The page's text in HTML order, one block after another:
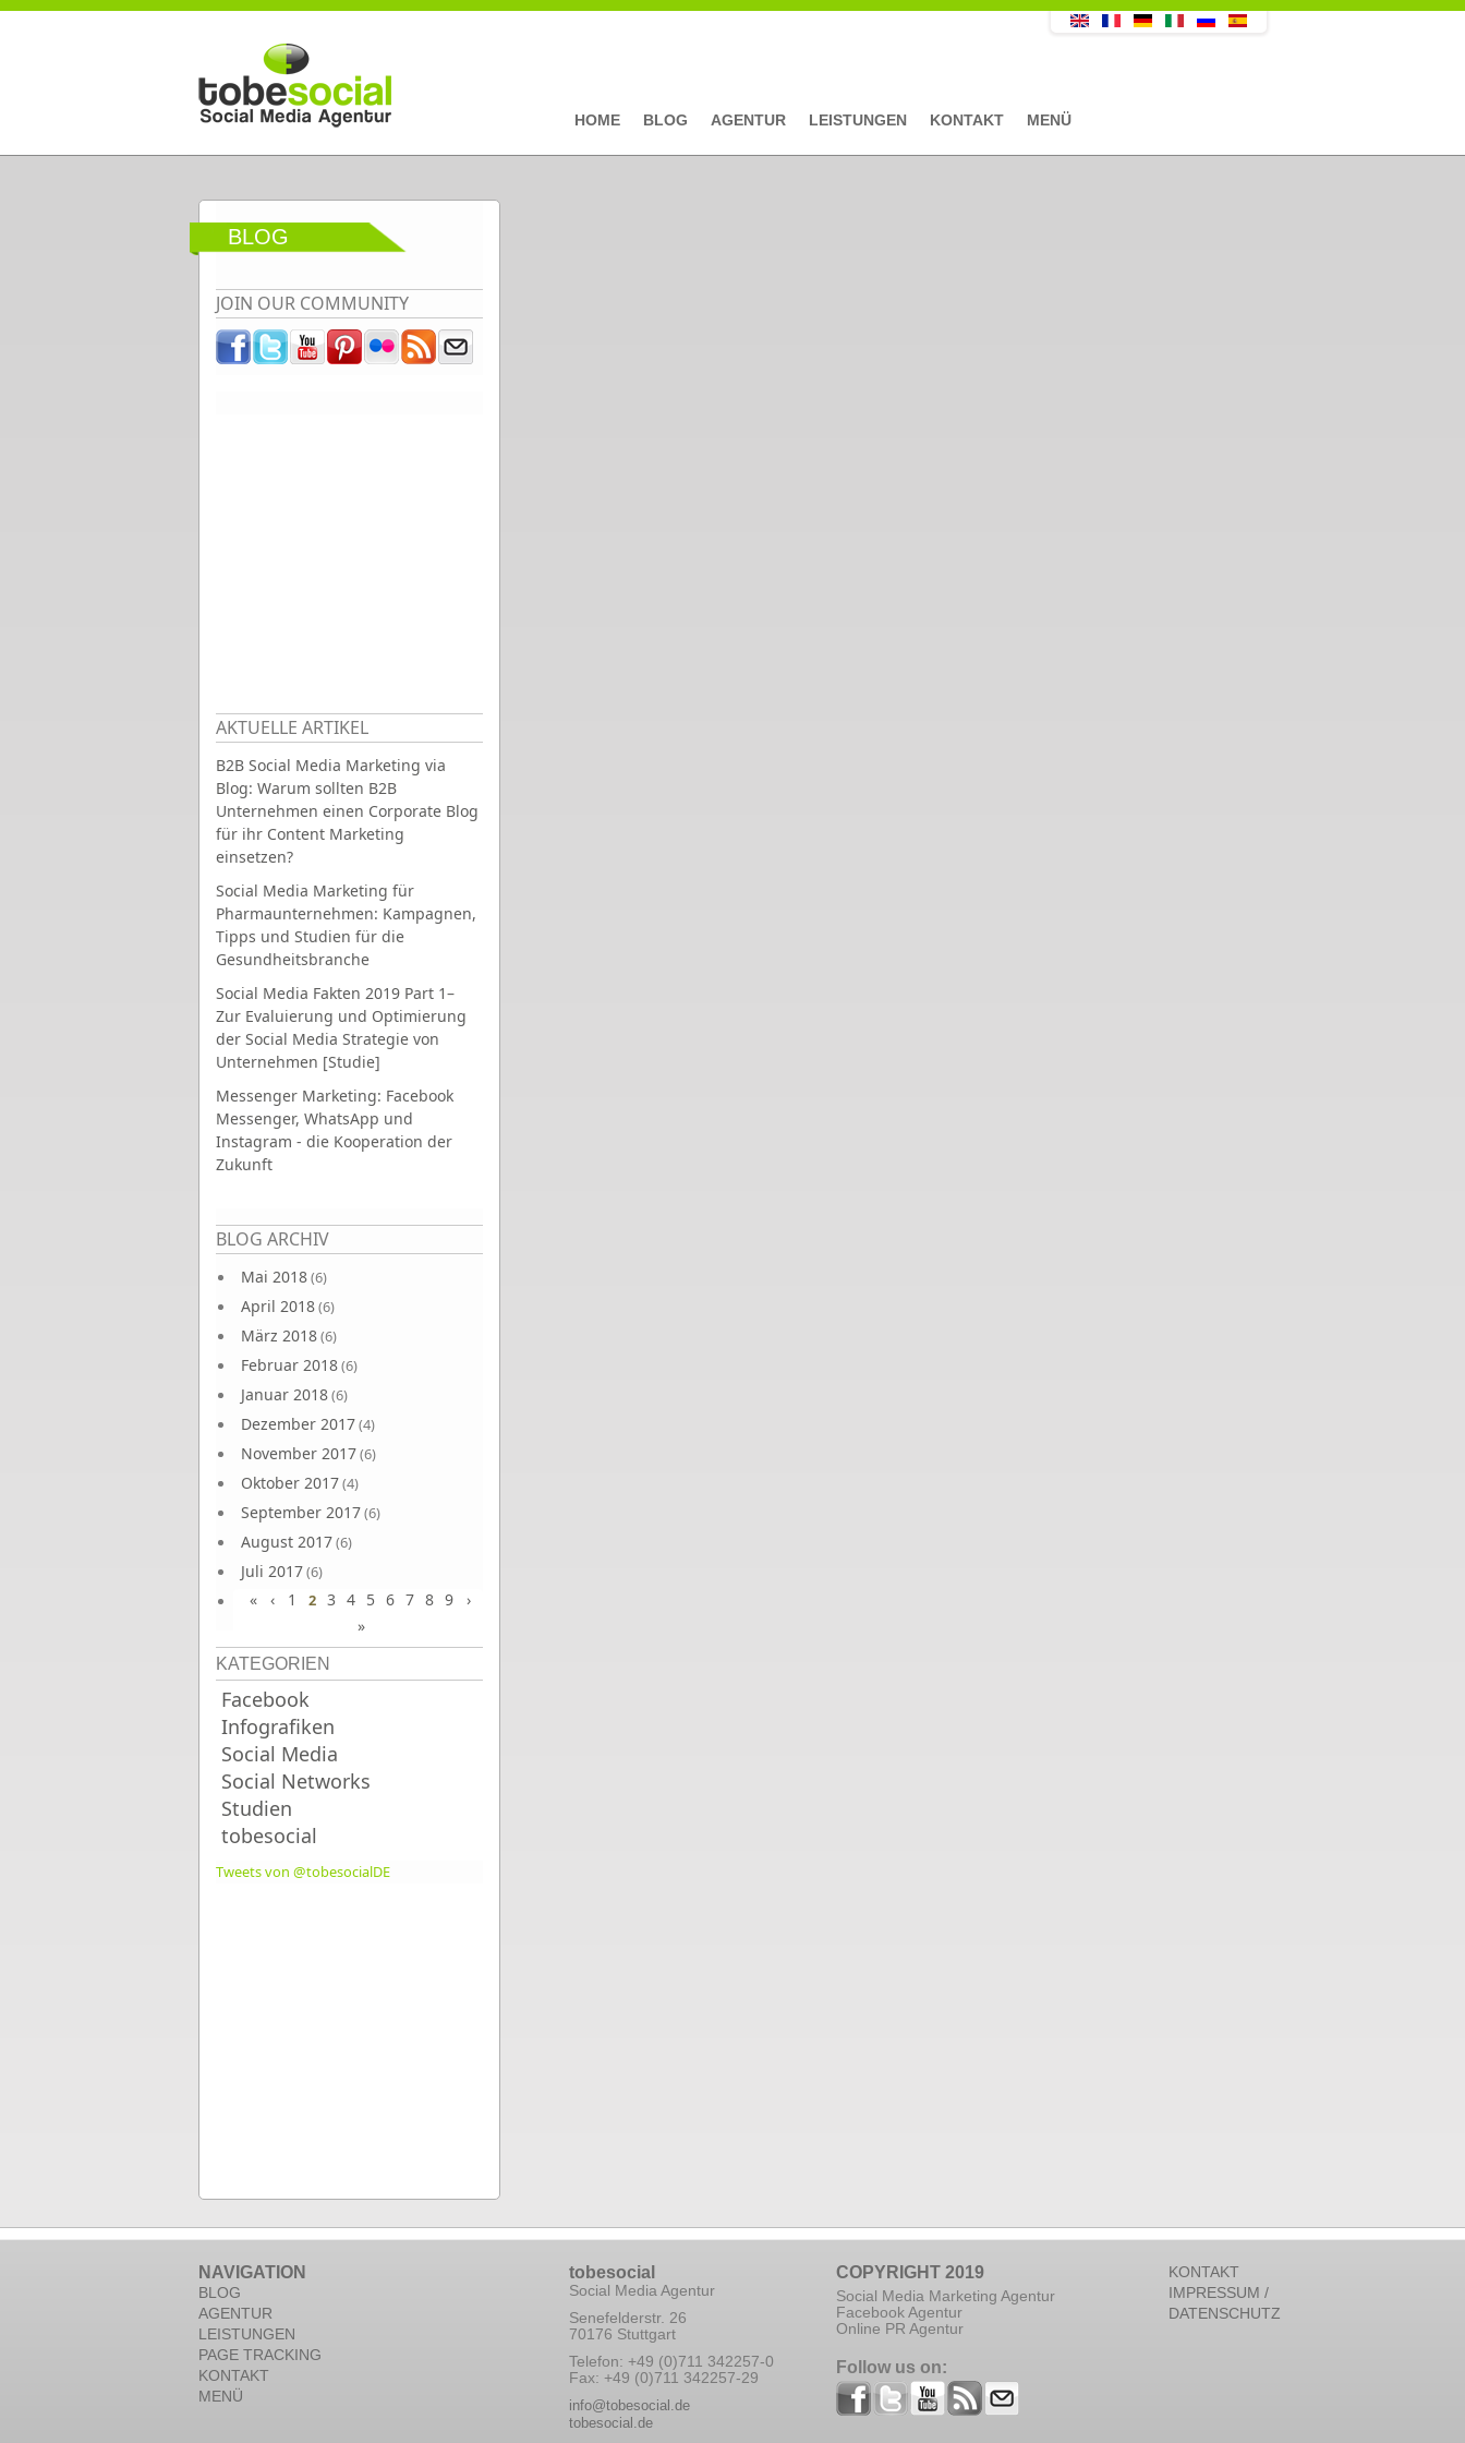
Direkt zum Inhalt
HOME BLOG AGENTUR LEISTUNGEN KONTAKT MENÜ
BLOG
JOIN OUR COMMUNITY
AKTUELLE ARTIKEL
B2B Social Media Marketing via
Blog: Warum sollten B2B
Unternehmen einen Corporate Blog
für ihr Content Marketing
einsetzen?
Social Media Marketing für
Pharmaunternehmen: Kampagnen,
Tipps und Studien für die
Gesundheitsbranche
Social Media Fakten 2019 Part 1–
Zur Evaluierung und Optimierung
der Social Media Strategie von
Unternehmen [Studie]
Messenger Marketing: Facebook
Messenger, WhatsApp und
Instagram - die Kooperation der
Zukunft
BLOG ARCHIV
Mai 2018(6)
April 2018(6)
März 2018(6)
Februar 2018(6)
Januar 2018(6)
Dezember 2017(4)
November 2017(6)
Oktober 2017(4)
September 2017(6)
August 2017(6)
Juli 2017(6)
Juni 2017 (6)
Seiten
« ‹ 1 2 3 4 5 6 7 8 9
›
»
KATEGORIEN
Facebook
Infografiken
Social Media
Social Networks
Studien
tobesocial
Tweets von @tobesocialDE
NAVIGATION
BLOG
AGENTUR
LEISTUNGEN
PAGE TRACKING
KONTAKT
MENÜ
tobesocial
Social Media Agentur
Senefelderstr. 26
70176 Stuttgart
Telefon: +49 (0)711 342257-0
Fax: +49 (0)711 342257-29
info@tobesocial.de
tobesocial.de
COPYRIGHT 2019
Social Media Marketing Agentur
Facebook Agentur
Online PR Agentur
Follow us on:
KONTAKT
IMPRESSUM /
DATENSCHUTZ